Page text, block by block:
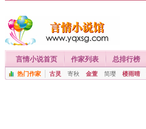
言情小说首页 作家列表 总排行榜
热门作家 古灵 寄秋 金萱 简璎 楼雨晴